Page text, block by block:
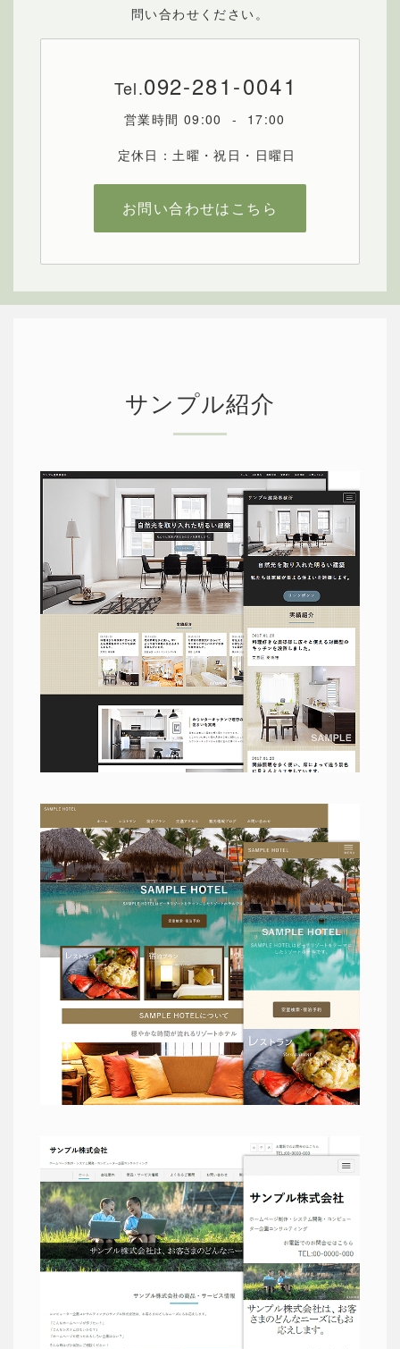
問い合わせください。
Tel.092-281-0041
営業時間 09:00 - 17:00
定休日：土曜・祝日・日曜日
お問い合わせはこちら
サンプル紹介